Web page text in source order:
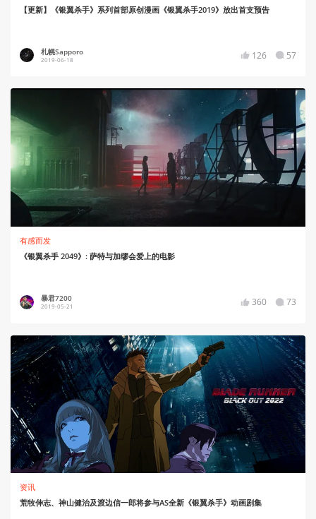
【更新】《银翼杀手》系列首部原创漫画《银翼杀手2019》放出首支预告
札幌Sapporo
2019-06-18 126 57
有感而发
《银翼杀手 2049》: 萨特与加缪会爱上的电影
暴君7200
2019-05-21 360 73
资讯
荒牧伸志、神山健治及渡边信一郎将参与AS全新《银翼杀手》动画剧集